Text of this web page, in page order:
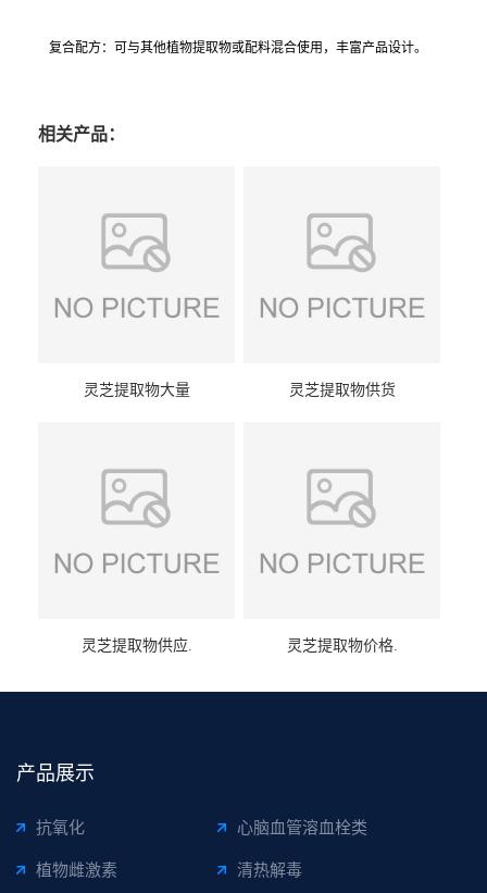
复合配方：可与其他植物提取物或配料混合使用，丰富产品设计。
相关产品：
灵芝提取物大量 灵芝提取物供货
灵芝提取物供应. 灵芝提取物价格.
产品展示
抗氧化 心脑血管溶血栓类
植物雌激素 清热解毒